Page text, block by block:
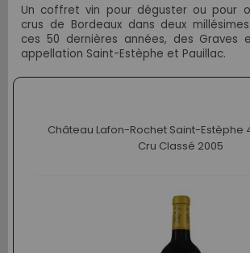
Un coffret vin pour déguster ou pour
crus de Bordeaux dans deux
ces 50 dernières années, des Graves
appellation Saint-Estèphe et Pauillac.
Château Lafon-Rochet Saint-Estèphe
Cru Classé 2005